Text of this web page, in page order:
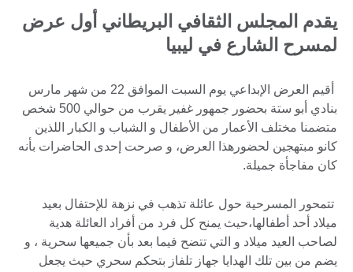
يقدم المجلس الثقافي البريطاني أول عرض
لمسرح الشارع في ليبيا
أقيم العرض الإبداعي يوم السبت الموافق 22 من شهر مارس
بنادي أبو ستة بحضور جمهور غفير يقرب من حوالي 500 شخص
متضمنا مختلف الأعمار من الأطفال و الشباب و الكبار اللذين
كانو مبتهجين لحضورهذا العرض، و صرحت إحدى الحاضرات بأنه
كان مفاجأة جميلة.
تتمحور المسرحية حول عائلة تذهب في نزهة للإحتفال بعيد
ميلاد أحد أطفالها،حيث يمنح كل فرد من أفراد العائلة هدية
لصاحب العيد ميلاد و التي تتضح فيما بعد بأن جميعها سحرية ، و
يضم من بين تلك الهدايا جهاز تلفاز بتحكم سحري حيث يجعل